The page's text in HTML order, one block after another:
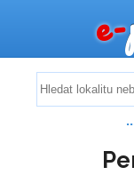
e-